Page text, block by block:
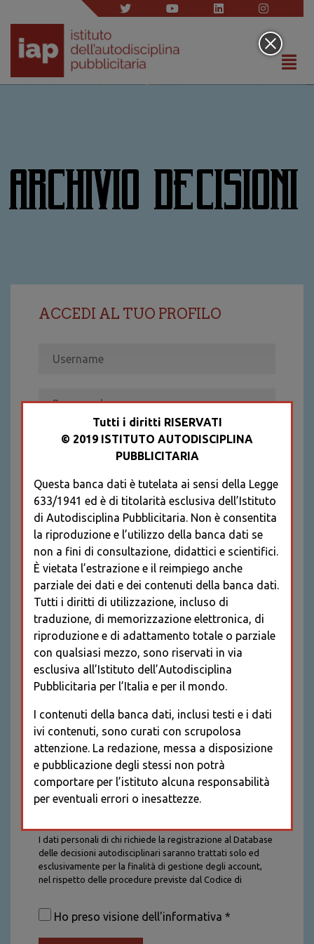
ARCHIVIO DECISIONI
ACCEDI AL TUO PROFILO
Recupera password
REGISTRATI
* I CAMPI CONTRASSEGNATI SONO
OBBLIGATORI
I dati personali di chi richiede la registrazione al Database
delle decisioni autodisciplinari saranno trattati solo ed
esclusivamente per la finalità di gestione degli account,
nel rispetto delle procedure previste dal Codice di
saranno trattati con tutte le cautele richieste dalla legge e
saranno conservati per la durata stabilita caso per caso
Ho preso visione dell'informativa *
Tutti i diritti RISERVATI
© 2019 ISTITUTO AUTODISCIPLINA
PUBBLICITARIA
Questa banca dati è tutelata ai sensi della Legge
633/1941 ed è di titolarità esclusiva dell’Istituto
di Autodisciplina Pubblicitaria. Non è consentita
la riproduzione e l’utilizzo della banca dati se
non a fini di consultazione, didattici e scientifici.
È vietata l’estrazione e il reimpiego anche
parziale dei dati e dei contenuti della banca dati.
Tutti i diritti di utilizzazione, incluso di
traduzione, di memorizzazione elettronica, di
riproduzione e di adattamento totale o parziale
con qualsiasi mezzo, sono riservati in via
esclusiva all’Istituto dell’Autodisciplina
Pubblicitaria per l’Italia e per il mondo.
I contenuti della banca dati, inclusi testi e i dati
ivi contenuti, sono curati con scrupolosa
attenzione. La redazione, messa a disposizione
e pubblicazione degli stessi non potrà
comportare per l’istituto alcuna responsabilità
per eventuali errori o inesattezze.